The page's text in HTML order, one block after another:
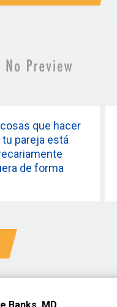
que hacer
tu pareja está
de forma